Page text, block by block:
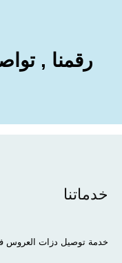
رقمنا ,
خدماتنا
خدمة توصيل دزات العروس